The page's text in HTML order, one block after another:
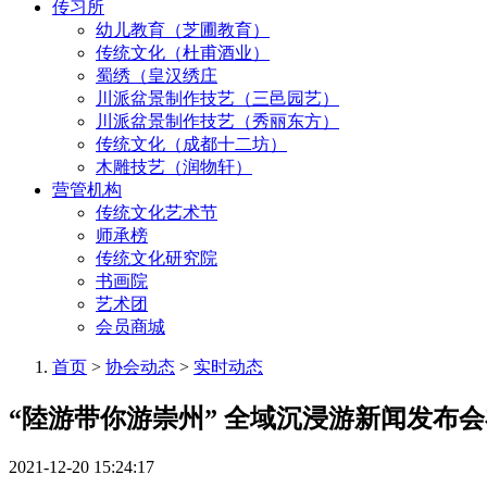
传习所
幼儿教育（芝圃教育）
传统文化（杜甫酒业）
蜀绣（皇汉绣庄
川派盆景制作技艺（三邑园艺）
川派盆景制作技艺（秀丽东方）
传统文化（成都十二坊）
木雕技艺（润物轩）
营管机构
传统文化艺术节
师承榜
传统文化研究院
书画院
艺术团
会员商城
首页 > 协会动态 > 实时动态
“陸游带你游崇州” 全域沉浸游新闻发布
2021-12-20 15:24:17